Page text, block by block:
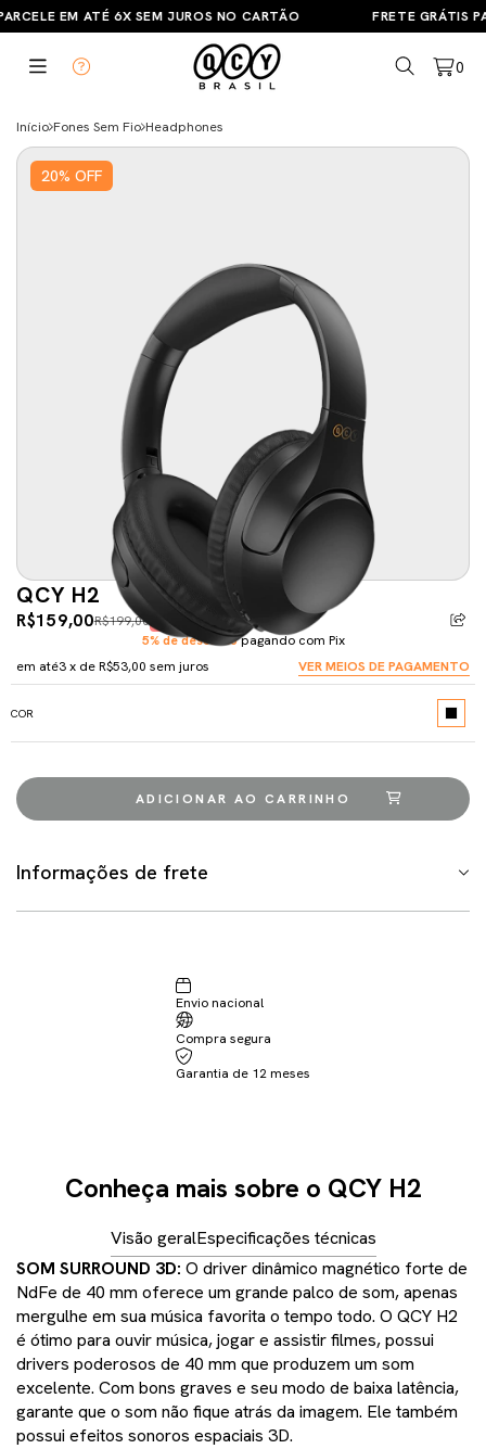
EM ATÉ 6X SEM JUROS NO CARTÃO FRETE GRÁTIS
0
20% OFF
Início Fones Sem Fio Headphones
QCY H2
R$159,00R$199,00
-20%
5% de descontopagando com Pix
em até3x deR$53,00 sem juros VER MEIOS DE PAGAMENTO
COR
Informações de frete
Envio nacional
Compra segura
Garantia de 12 meses
Conheça mais sobre o QCY H2
Visão geralEspecificações técnicas
SOM SURROUND 3D: O driver dinâmico magnético forte de
NdFe de 40 mm oferece um grande palco de som, apenas
mergulhe em sua música favorita o tempo todo. O QCY H2
é ótimo para ouvir música, jogar e assistir filmes, possui
drivers poderosos de 40 mm que produzem um som
excelente. Com bons graves e seu modo de baixa latência,
garante que o som não fique atrás da imagem. Ele também
possui efeitos sonoros espaciais 3D.